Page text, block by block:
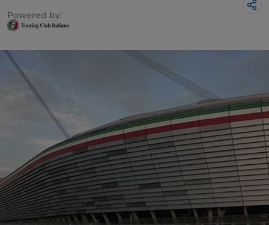
Powered by: